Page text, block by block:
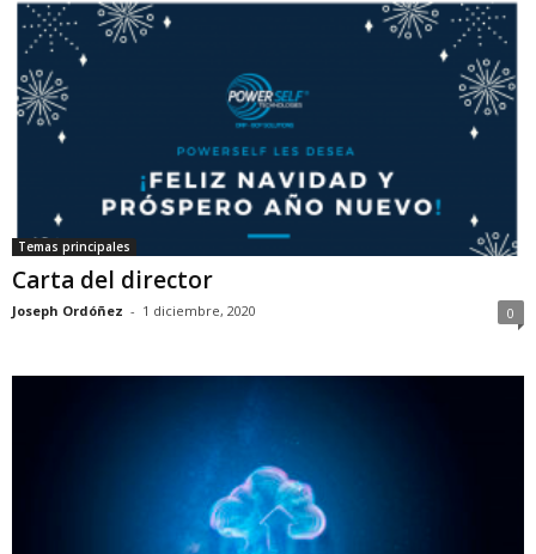
Temas principales
Carta del director
Joseph Ordóñez - 1 diciembre, 2020 0